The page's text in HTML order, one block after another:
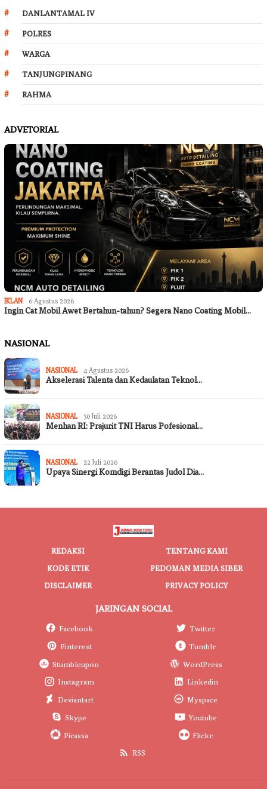
DANLANTAMAL IV
POLRES
WARGA
TANJUNGPINANG
RAHMA
ADVETORIAL
IKLAN 6 Agustus 2026
Ingin Cat Mobil Awet Bertahun-tahun? Segera Nano Coating Mobil…
NASIONAL
NASIONAL 4 Agustus 2026
Akselerasi Talenta dan Kedaulatan Teknol…
NASIONAL 30 Juli 2026
Menhan RI: Prajurit TNI Harus Pofesional…
NASIONAL 22 Juli 2026
Upaya Sinergi Komdigi Berantas Judol Dia…
REDAKSI
TENTANG KAMI
KODE ETIK
PEDOMAN MEDIA SIBER
DISCLAIMER
PRIVACY POLICY
JARINGAN SOCIAL
Facebook
Twitter
Pinterest
Tumblr
Stumbleupon
WordPress
Instagram
Linkedin
Deviantart
Myspace
Skype
Youtube
Picassa
Flickr
RSS